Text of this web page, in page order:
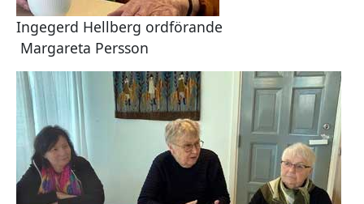
Ingegerd Hellberg ordförande
Margareta Persson